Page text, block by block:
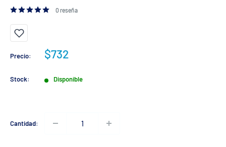
0 reseña
Precio:
Precio
venta
$732
Stock: Disponible
Cantidad: